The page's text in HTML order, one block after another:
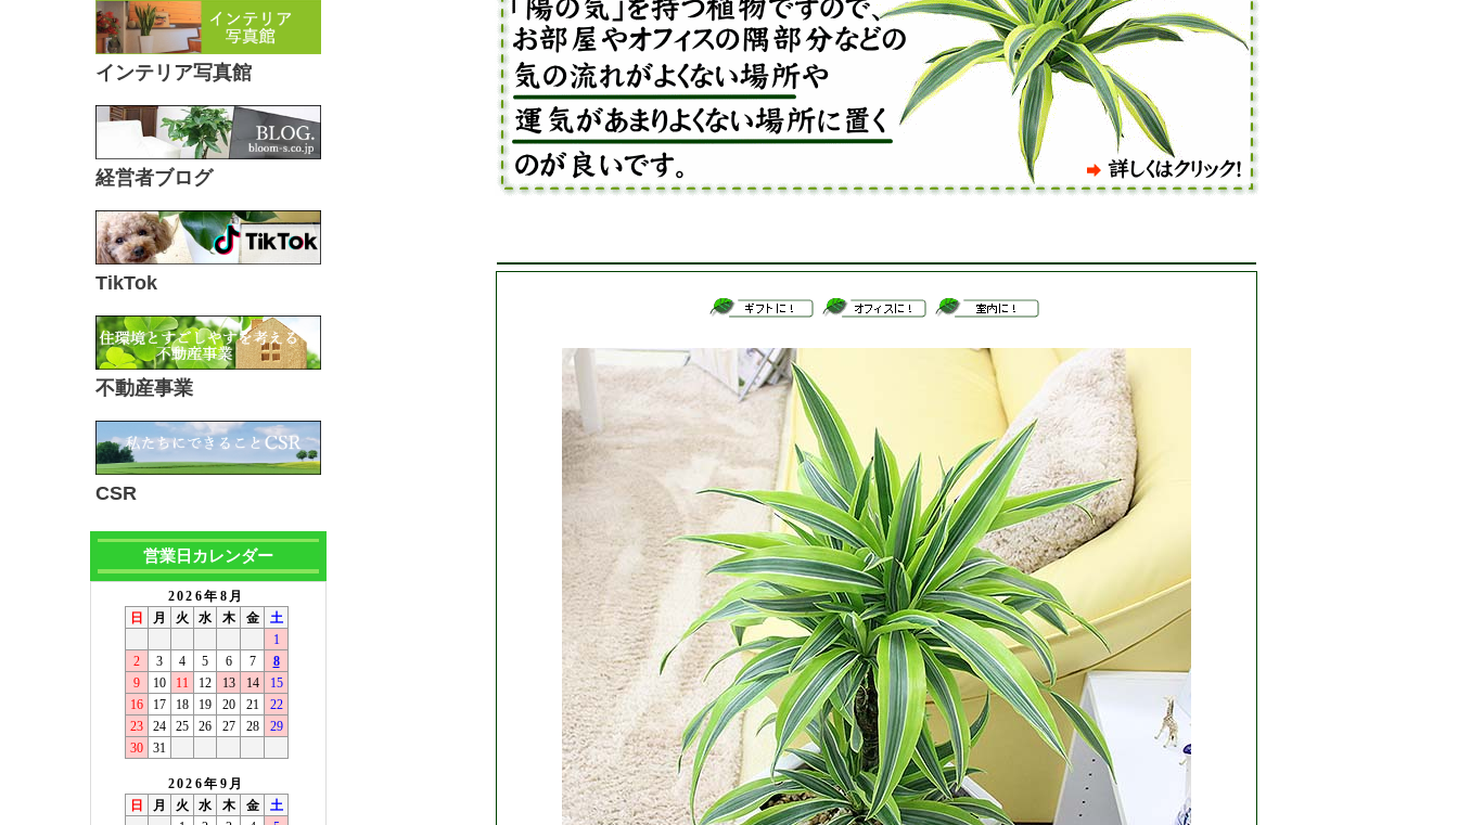
インテリア写真館
経営者ブログ
TikTok
不動産事業
CSR
営業日カレンダー